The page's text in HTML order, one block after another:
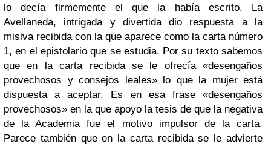
lo decía firmemente el que la había escrito. La
Avellaneda, intrigada y divertida dio respuesta a la
misiva recibida con la que aparece como la carta número
1, en el epistolario que se estudia. Por su texto sabemos
que en la carta recibida se le ofrecía «desengaños
provechosos y consejos leales» lo que la mujer está
dispuesta a aceptar. Es en esa frase «desengaños
provechosos» en la que apoyo la tesis de que la negativa
de la Academia fue el motivo impulsor de la carta.
Parece también que en la carta recibida se le advierte